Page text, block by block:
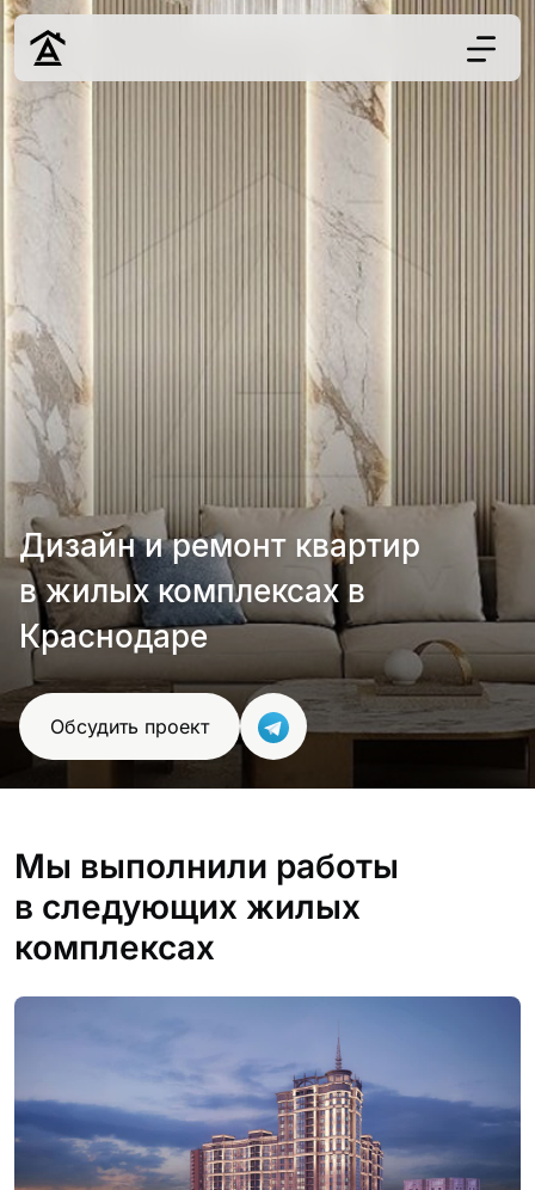
Дизайн
Цены
Наши работы
О нас
Контакты
г. Краснодар
8 (861) 945-12-
34
Обсудить
проект
Дизайн и ремонт квартир
в жилых комплексах в
Краснодаре
Обсудить проект
Мы выполнили работы
в следующих жилых
комплексах